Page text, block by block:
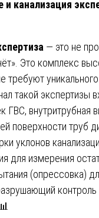
канализация
— это не
Это комплекс
требуют
такой экспертизы
ГВС, внутритрубная
поверхности труб
уклонов
для измерения
(опрессовка)
контроль